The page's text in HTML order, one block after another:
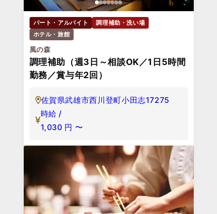
パート・アルバイト
調理補助・洗い場
ホテル・旅館
風の森
調理補助（週3日～相談OK／1日5時間
勤務／賞与年2回）
佐賀県武雄市西川登町小田志17275
時給 /
1,030 円 〜